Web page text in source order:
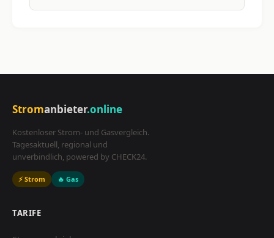
Stromanbieter.online
Kostenloser Strom- und Gasvergleich.
Tagesaktuell, regional und
unverbindlich, powered by CHECK24.
⚡ Strom 🔥 Gas
TARIFE